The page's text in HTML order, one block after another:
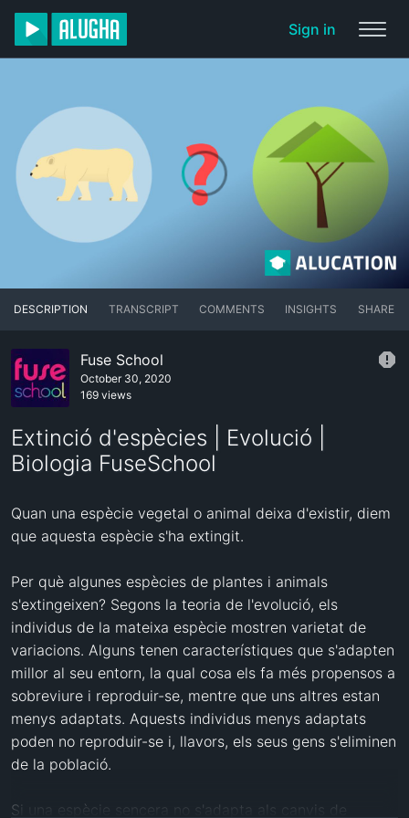
Sign in
DESCRIPTION TRANSCRIPT COMMENTS INSIGHTS SHARE
Fuse School
October 30, 2020
169 views
Extinció d'espècies | Evolució |
Biologia FuseSchool
Quan una espècie vegetal o animal deixa d'existir, diem
que aquesta espècie s'ha extingit.
Per què algunes espècies de plantes i animals
s'extingeixen? Segons la teoria de l'evolució, els
individus de la mateixa espècie mostren varietat de
variacions. Alguns tenen característiques que s'adapten
millor al seu entorn, la qual cosa els fa més propensos a
sobreviure i reproduir-se, mentre que uns altres estan
menys adaptats. Aquests individus menys adaptats
poden no reproduir-se i, llavors, els seus gens s'eliminen
de la població.
Si una espècie sencera no s'adapta als canvis de